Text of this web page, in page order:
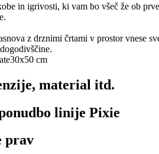
in igrivosti, ki vam bo všeč že ob
z drznimi črtami v prostor vnese
30x50 cm
material itd.
linije Pixie
prav